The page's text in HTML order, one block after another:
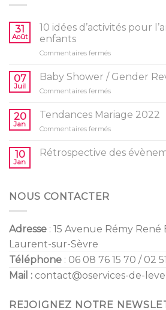
31
Août
10 idées d’activités pour
enfants
Commentaires ferméssur
idées
d’activités
pour
de
enfants
07
Juil
Baby Shower / Gender
Commentaires ferméssur
Shower
/
Gender
20
Jan
Tendances Mariage 2022
Commentaires ferméssur
Mariage
2022
10
Jan
Rétrospective des
NOUS CONTACTER
Adresse : 15 Avenue Rémy René
Laurent-sur-Sèvre
Téléphone : 06 08 76 15 70 / 02
Mail : contact@oservices-de-
REJOIGNEZ NOTRE